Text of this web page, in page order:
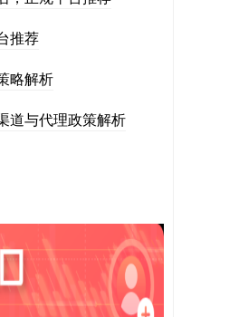
推荐
略解析
道与代理政策解析